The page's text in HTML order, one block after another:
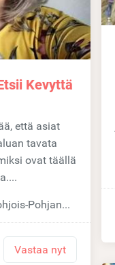
Kevyttä
tavata
ovat täällä
Pohjanmaa)
Vastaa nyt